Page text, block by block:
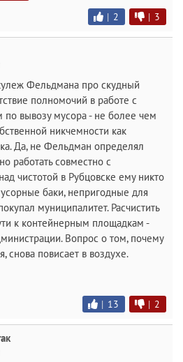
| 2 | 3
Фельдмана про скудный
полномочий в работе с
по вывозу мусора - не более чем
никчемности как
Да, не Фельдман определял
работать совместно с
чистотой в Рубцовске ему никто
баки, непригодные для
муниципалитет. Расчистить
к контейнерным площадкам -
Вопрос о том, почему
снова повисает в воздухе.
| 13 | 2